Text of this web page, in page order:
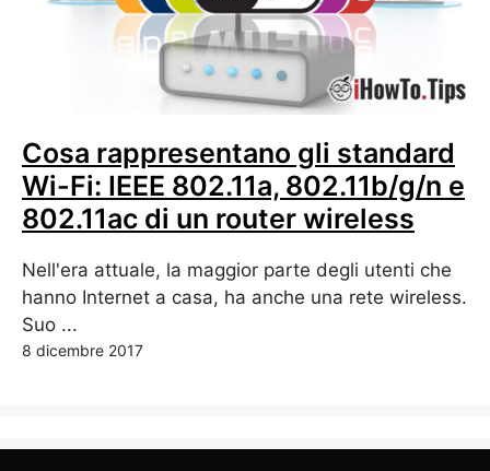
Cosa rappresentano gli standard
Wi-Fi: IEEE 802.11a, 802.11b/g/n e
802.11ac di un router wireless
Nell'era attuale, la maggior parte degli utenti che
hanno Internet a casa, ha anche una rete wireless.
Suo ...
8 dicembre 2017